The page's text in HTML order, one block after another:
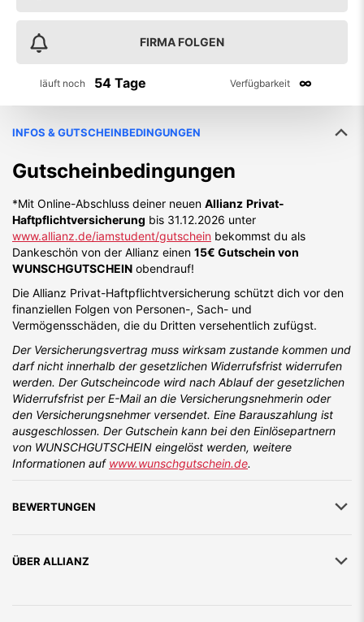
FIRMA FOLGEN
läuft noch 54 Tage Verfügbarkeit ∞
INFOS & GUTSCHEINBEDINGUNGEN
Gutscheinbedingungen
*Mit Online-Abschluss deiner neuen Allianz Privat-
Haftpflichtversicherung bis 31.12.2026 unter
www.allianz.de/iamstudent/gutschein bekommst du als
Dankeschön von der Allianz einen 15€ Gutschein von
WUNSCHGUTSCHEIN obendrauf!
Die Allianz Privat-Haftpflichtversicherung schützt dich vor den
finanziellen Folgen von Personen-, Sach- und
Vermögensschäden, die du Dritten versehentlich zufügst.
Der Versicherungsvertrag muss wirksam zustande kommen und
darf nicht innerhalb der gesetzlichen Widerrufsfrist widerrufen
werden. Der Gutscheincode wird nach Ablauf der gesetzlichen
Widerrufsfrist per E-Mail an die Versicherungsnehmerin oder
den Versicherungsnehmer versendet. Eine Barauszahlung ist
ausgeschlossen. Der Gutschein kann bei den Einlösepartnern
von WUNSCHGUTSCHEIN eingelöst werden, weitere
Informationen auf www.wunschgutschein.de.
BEWERTUNGEN
ÜBER ALLIANZ